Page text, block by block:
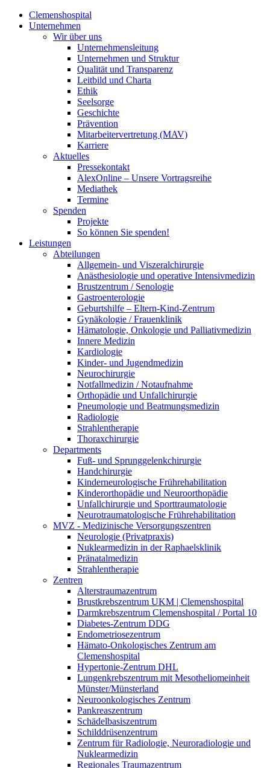
Clemenshospital
Unternehmen
Wir über uns
Unternehmensleitung
Unternehmen und Struktur
Qualität und Transparenz
Leitbild und Charta
Ethik
Seelsorge
Geschichte
Prävention
Mitarbeitervertretung (MAV)
Karriere
Aktuelles
Pressekontakt
AlexOnline – Unsere Vortragsreihe
Mediathek
Termine
Spenden
Projekte
So können Sie spenden!
Leistungen
Abteilungen
Allgemein- und Viszeralchirurgie
Anästhesiologie und operative Intensivmedizin
Brustzentrum / Senologie
Gastroenterologie
Geburtshilfe – Eltern-Kind-Zentrum
Gynäkologie / Frauenklinik
Hämatologie, Onkologie und Palliativmedizin
Innere Medizin
Kardiologie
Kinder- und Jugendmedizin
Neurochirurgie
Notfallmedizin / Notaufnahme
Orthopädie und Unfallchirurgie
Pneumologie und Beatmungsmedizin
Radiologie
Strahlentherapie
Thoraxchirurgie
Departments
Fuß- und Sprunggelenkchirurgie
Handchirurgie
Kinderneurologische Frührehabilitation
Kinderorthopädie und Neuroorthopädie
Unfallchirurgie und Sporttraumatologie
Neurotraumatologische Frührehabilitation
MVZ - Medizinische Versorgungszentren
Neurologie (Privatpraxis)
Nuklearmedizin in der Raphaelsklinik
Pränatalmedizin
Strahlentherapie
Zentren
Alterstraumazentrum
Brustkrebszentrum UKM | Clemenshospital
Darmkrebszentrum Clemenshospital / Portal 10
Diabetes-Zentrum DDG
Endometriosezentrum
Hämato-Onkologisches Zentrum am
Clemenshospital
Hypertonie-Zentrum DHL
Lungenkrebszentrum mit Mesotheliomeinheit
Münster/Münsterland
Neuroonkologisches Zentrum
Pankreaszentrum
Schädelbasiszentrum
Schilddrüsenzentrum
Zentrum für Radiologie, Neuroradiologie und
Nuklearmedizin
Regionales Traumazentrum